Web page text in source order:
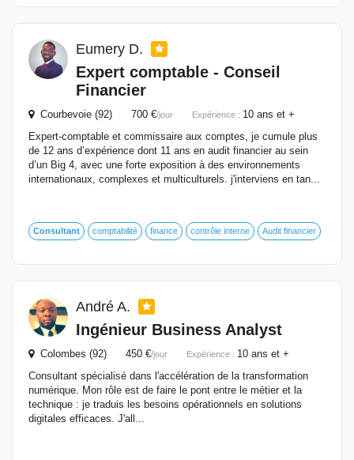
Eumery D.
Expert comptable - Conseil
Financier
Courbevoie (92) 700 €/jour Expérience : 10 ans et +
Expert-comptable et commissaire aux comptes, je cumule plus
de 12 ans d’expérience dont 11 ans en audit financier au sein
d’un Big 4, avec une forte exposition à des environnements
internationaux, complexes et multiculturels. j'interviens en tan...
Consultant comptabilité finance contrôle interne Audit financier
André A.
Ingénieur Business Analyst
Colombes (92) 450 €/jour Expérience : 10 ans et +
Consultant spécialisé dans l'accélération de la transformation
numérique. Mon rôle est de faire le pont entre le métier et la
technique : je traduis les besoins opérationnels en solutions
digitales efficaces. J'all...